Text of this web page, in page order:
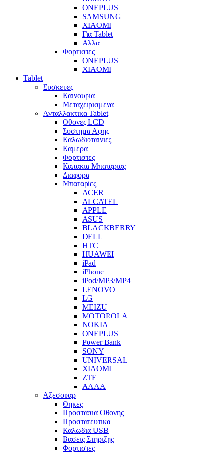
ONEPLUS
SAMSUNG
XIAOMI
Για Tablet
Αλλα
Φορτιστες
ONEPLUS
XIAOMI
Tablet
Συσκευες
Καινουρια
Μεταχειρισμενα
Ανταλλακτικα Tablet
Οθονες LCD
Συστημα Αφης
Καλωδιοταινιες
Καμερα
Φορτιστες
Καπακια Μπαταριας
Διαφορα
Μπαταρίες
ACER
ALCATEL
APPLE
ASUS
BLACKBERRY
DELL
HTC
HUAWEI
iPad
iPhone
iPod/MP3/MP4
LENOVO
LG
MEIZU
MOTOROLA
NOKIA
ONEPLUS
Power Bank
SONY
UNIVERSAL
XIAOMI
ZTE
ΑΛΛΑ
Αξεσουαρ
Θηκες
Προστασια Οθονης
Προστατευτικα
Καλωδια USB
Βασεις Στηριξης
Φορτιστες